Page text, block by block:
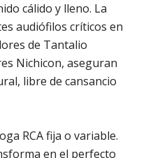
cálido y lleno. La
audiófilos críticos en
de Tantalio
Nichicon, aseguran
libre de cansancio
RCA fija o variable.
en el perfecto